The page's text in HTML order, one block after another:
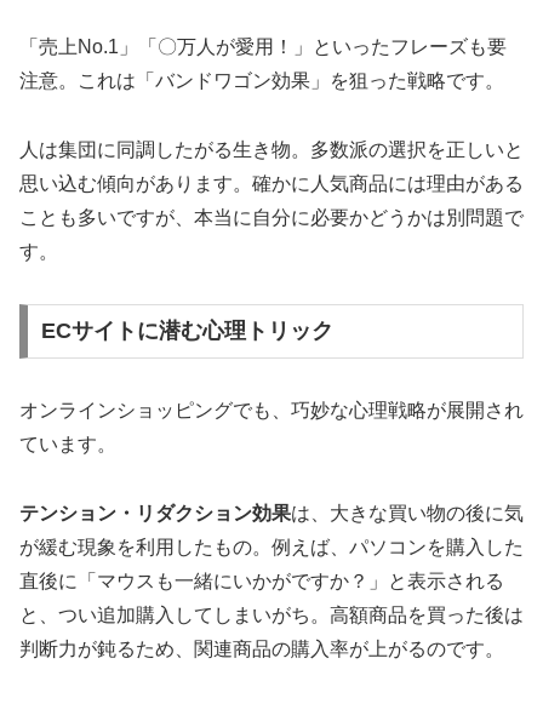
「売上No.1」「〇万人が愛用！」といったフレーズも要
注意。これは「バンドワゴン効果」を狙った戦略です。
人は集団に同調したがる生き物。多数派の選択を正しいと
思い込む傾向があります。確かに人気商品には理由がある
ことも多いですが、本当に自分に必要かどうかは別問題で
す。
ECサイトに潜む心理トリック
オンラインショッピングでも、巧妙な心理戦略が展開され
ています。
テンション・リダクション効果は、大きな買い物の後に気
が緩む現象を利用したもの。例えば、パソコンを購入した
直後に「マウスも一緒にいかがですか？」と表示される
と、つい追加購入してしまいがち。高額商品を買った後は
判断力が鈍るため、関連商品の購入率が上がるのです。